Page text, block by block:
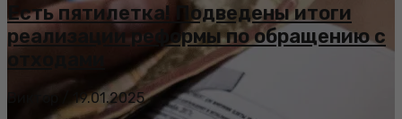
Есть пятилетка! Подведены итоги
реализации реформы по обращению с
отходами
19.01.2025